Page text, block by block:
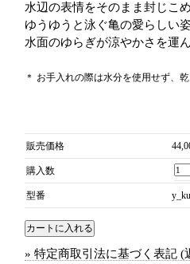
水辺の表情をそのまま封じこ
ゆうゆうと泳ぐ亀の愛らしい
水面のゆらぎが涼やかさを運
＊ お手入れの際は水分を使用せず、
販売価格
購入数
型番
» 特定商取引法に基づく表記 (